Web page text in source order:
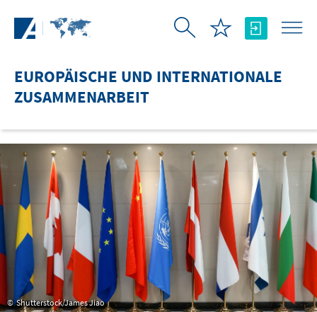
EUROPÄISCHE UND INTERNATIONALE
ZUSAMMENARBEIT
Shutterstock/James Jiao